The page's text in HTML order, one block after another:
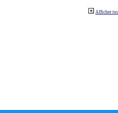
Afficher